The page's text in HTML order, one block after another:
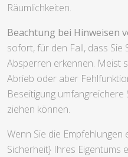
Räumlichkeiten.
Beachtung bei Hinweisen
sofort, für den Fall, dass Sie
Absperren erkennen. Meist
Abrieb oder aber
Beseitigung
ziehen können.
Wenn Sie die
Sicherheit} Ihres Eigentums